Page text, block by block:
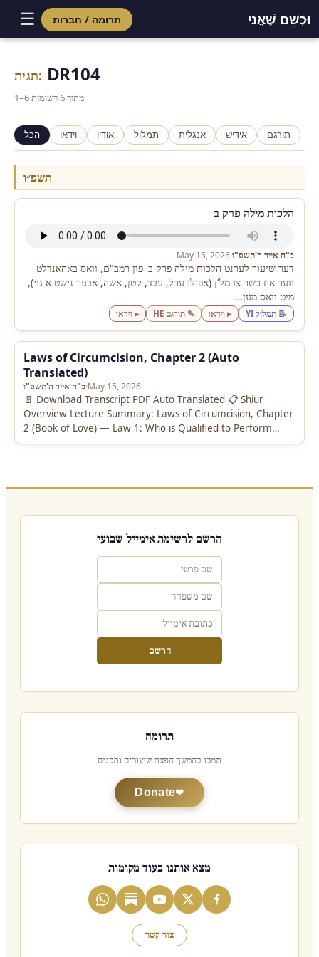
וּכְשֵׁם שֶׁאֲנִי תרומה / חברות ☰
contentתגית: DR104
1–6 מתוך 6 רשומות
הכל וידאו אודיו תמלול אנגלית אידיש תורגם
תשפ״ו
הלכות מילה פרק ב
כ"ח אייר ה'תשפ"ו·
May 15, 2026
דער שיעור לערנט הלכות מילה פרק ב' פון רמב"ם, וואס באהאנדלט
ווער איז כשר צו מל'ן (אפילו ערל, עבד, קטן, אשה, אבער נישט א גוי),
מיט וואס מען…
📝 תמלול YI ▸ וידאו ✎ תורגם HE ▸ וידאו
Laws of Circumcision, Chapter 2 (Auto
Translated)
כ"ח אייר ה'תשפ"ו·May 15, 2026
📄 Download Transcript PDF Auto Translated 📋 Shiur
Overview Lecture Summary: Laws of Circumcision, Chapter
2 (Book of Love) — Law 1: Who is Qualified to Perform
Circumcision…
הרשם לרשימת אימייל שבועי
הרשם
תרומה
תמכו בהמשך הפצת שיעורים ותכנים
Donate
מצא אותנו בעוד מקומות
צור קשר